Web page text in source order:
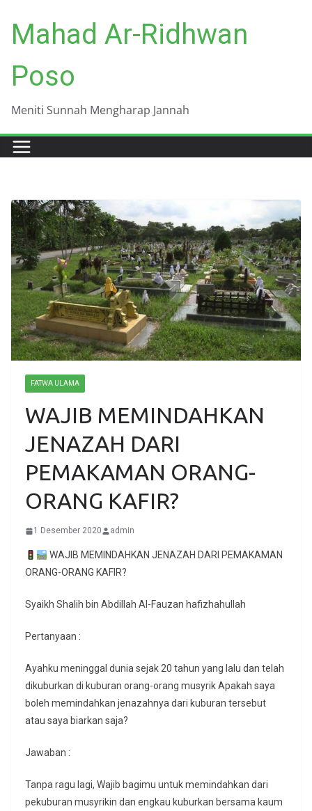
content
Mahad Ar-Ridhwan
Poso
Meniti Sunnah Mengharap Jannah
FATWA ULAMA
WAJIB MEMINDAHKAN
JENAZAH DARI
PEMAKAMAN ORANG-
ORANG KAFIR?
1 Desember 2020 admin
WAJIB MEMINDAHKAN JENAZAH DARI PEMAKAMAN
ORANG-ORANG KAFIR?
Syaikh Shalih bin Abdillah Al-Fauzan hafizhahullah
Pertanyaan :
Ayahku meninggal dunia sejak 20 tahun yang lalu dan telah
dikuburkan di kuburan orang-orang musyrik Apakah saya
boleh memindahkan jenazahnya dari kuburan tersebut
atau saya biarkan saja?
Jawaban :
Tanpa ragu lagi, Wajib bagimu untuk memindahkan dari
pekuburan musyrikin dan engkau kuburkan bersama kaum